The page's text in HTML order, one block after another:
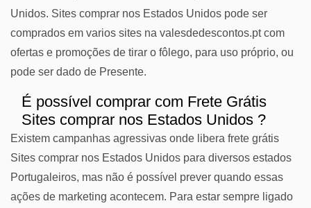
Unidos. Sites comprar nos Estados Unidos pode ser
comprados em varios sites na valesdedescontos.pt com
ofertas e promoções de tirar o fôlego, para uso próprio, ou
pode ser dado de Presente.
É possível comprar com Frete Grátis
Sites comprar nos Estados Unidos ?
Existem campanhas agressivas onde libera frete grátis
Sites comprar nos Estados Unidos para diversos estados
Portugaleiros, mas não é possível prever quando essas
ações de marketing acontecem. Para estar sempre ligado